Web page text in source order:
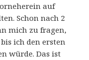
auf
Schon nach 2
mich zu fragen,
ich den ersten
würde. Das ist